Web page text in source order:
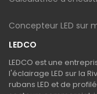
Concepteur LED sur
LEDCO
LEDCO est une
l'éclairage LED sur la
rubans LED et de